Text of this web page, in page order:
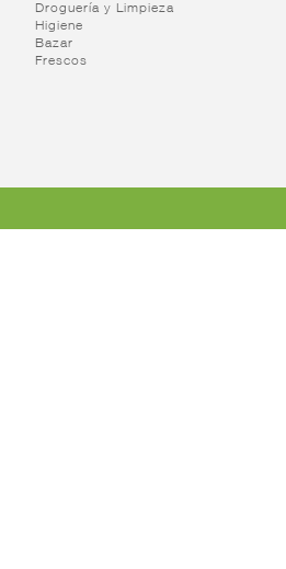
Droguería y Limpieza
Higiene
Bazar
Frescos